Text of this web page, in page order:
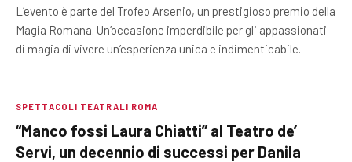
L’evento è parte del Trofeo Arsenio, un prestigioso premio della
Magia Romana. Un’occasione imperdibile per gli appassionati
di magia di vivere un’esperienza unica e indimenticabile.
SPETTACOLI TEATRALI ROMA
“Manco fossi Laura Chiatti” al Teatro de’
Servi, un decennio di successi per Danila